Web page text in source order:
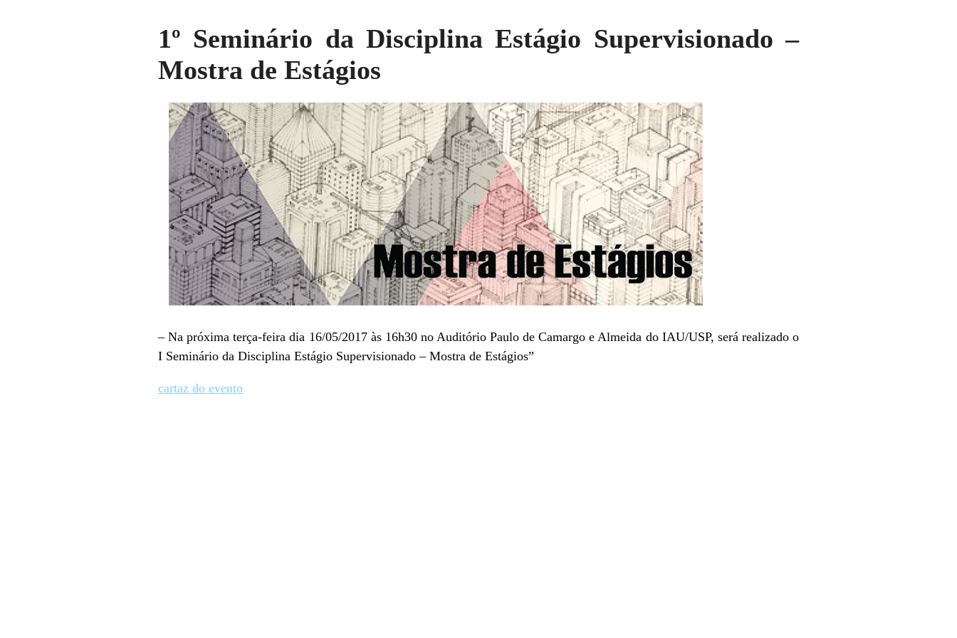
1º Seminário da Disciplina Estágio Supervisionado –
Mostra de Estágios
– Na próxima terça-feira dia 16/05/2017 às 16h30 no Auditório Paulo de Camargo e Almeida do IAU/USP, será realizado o
I Seminário da Disciplina Estágio Supervisionado – Mostra de Estágios”
cartaz do evento